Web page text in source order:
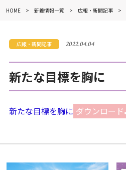
HOME 新着情報一覧 広報・新聞記事
広報・新聞記事 2022.04.04
新たな目標を胸に
新たな目標を胸に ダウンロード